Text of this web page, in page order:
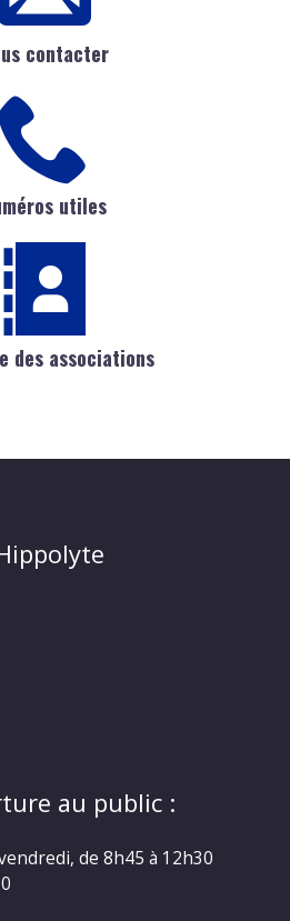
contacter
utiles
des associations
au public :
de 8h45 à 12h30